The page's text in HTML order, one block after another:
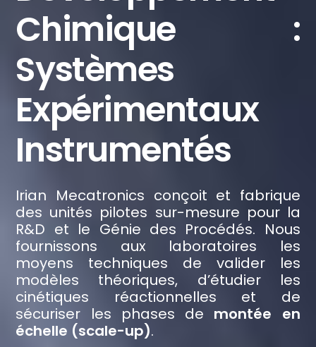
Chimique :
Systèmes
Expérimentaux
Instrumentés
Irian Mecatronics conçoit et fabrique
des unités pilotes sur-mesure pour la
R&D et le Génie des Procédés. Nous
fournissons aux laboratoires les
moyens techniques de valider les
modèles théoriques, d’étudier les
cinétiques réactionnelles et de
sécuriser les phases de montée en
échelle (scale-up).